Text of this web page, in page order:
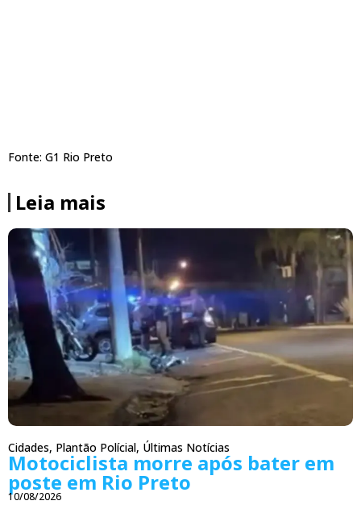
Fonte: G1 Rio Preto
Leia mais
Cidades, Plantão Polícial, Últimas Notícias
Motociclista morre após bater em
poste em Rio Preto
10/08/2026